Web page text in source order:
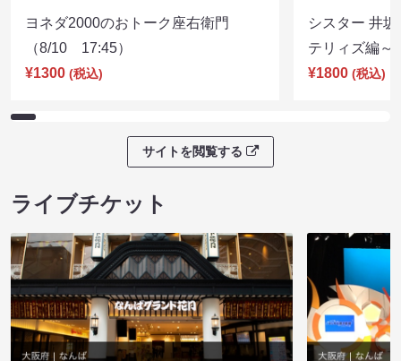
ヨネダ2000のおトーク座右衛門
（8/10 17:45）
¥1300 (税込)
シスター 井
テリィズ編
¥1800 (税込)
サイトを閲覧する
ライブチケット